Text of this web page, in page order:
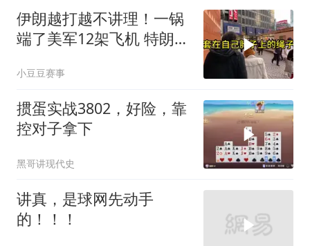
伊朗越打越不讲理！一锅
端了美军12架飞机 特朗普
小豆豆赛事
掼蛋实战3802，好险，靠
控对子拿下
黑哥讲现代史
讲真，是球网先动手
的！！！